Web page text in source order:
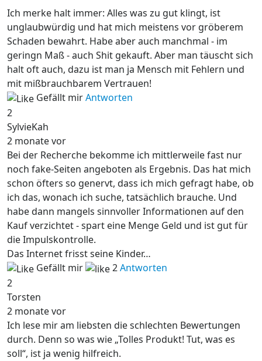
Ich merke halt immer: Alles was zu gut klingt, ist
unglaubwürdig und hat mich meistens vor gröberem
Schaden bewahrt. Habe aber auch manchmal - im
geringn Maß - auch Shit gekauft. Aber man täuscht sich
halt oft auch, dazu ist man ja Mensch mit Fehlern und
mit mißbrauchbarem Vertrauen!
Gefällt mirAntworten
2
SylvieKah
2 monate vor
Bei der Recherche bekomme ich mittlerweile fast nur
noch fake-Seiten angeboten als Ergebnis. Das hat mich
schon öfters so genervt, dass ich mich gefragt habe, ob
ich das, wonach ich suche, tatsächlich brauche. Und
habe dann mangels sinnvoller Informationen auf den
Kauf verzichtet - spart eine Menge Geld und ist gut für
die Impulskontrolle.
Das Internet frisst seine Kinder…
Gefällt mir
2Antworten
2
Torsten
2 monate vor
Ich lese mir am liebsten die schlechten Bewertungen
durch. Denn so was wie „Tolles Produkt! Tut, was es
soll“, ist ja wenig hilfreich.